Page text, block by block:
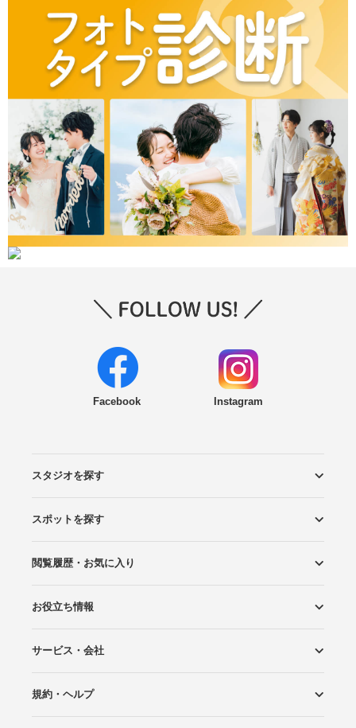
Facebook Instagram
スタジオを探す
エリアから探す
こだわりから探す
NEW PHOTO STYLE
プランから探す
フォトタイプ診断
フォトグラファーから探す
国内リゾートから探す
スポットを探す
ロケーションから探す
スタジオから探す
閲覧履歴・お気に入り
閲覧スタジオ
お気に入り
お役立ち情報
Wedding Photo マガジン
はじめてガイド
サービス・会社
Photoraitとは
スタジオの掲載について
お問い合わせ
運営会社
サイトマップ
規約・ヘルプ